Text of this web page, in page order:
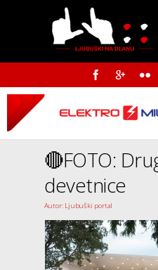
🔴FOTO:
devetnice
Autor: Ljubuški portal